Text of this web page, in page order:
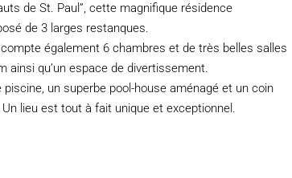
de St. Paul”, cette magnifique résidence
de 3 larges restanques.
également 6 chambres et de très belles salles
qu’un espace de divertissement.
piscine, un superbe pool-house aménagé et un coin
lieu est tout à fait unique et exceptionnel.